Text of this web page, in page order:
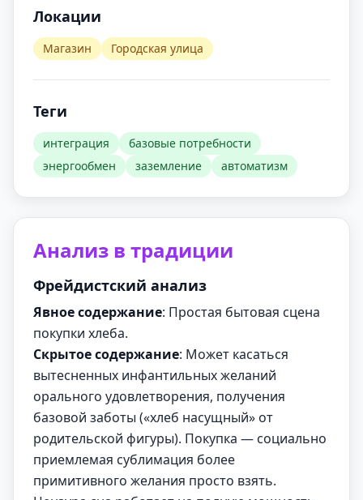
Локации
Магазин Городская улица
Теги
интеграция
базовые потребности
энергообмен
заземление автоматизм
Анализ в традиции
Фрейдистский анализ
Явное содержание: Простая бытовая сцена
покупки хлеба.
Скрытое содержание: Может касаться
вытесненных инфантильных желаний
орального удовлетворения, получения
базовой заботы («хлеб насущный» от
родительской фигуры). Покупка — социально
приемлемая сублимация более
примитивного желания просто взять.